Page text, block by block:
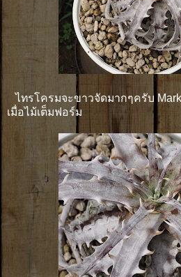
ไทรโครมจะขาวจัดมากๆครับ
เมื่อไม้เต็มฟอร์ม